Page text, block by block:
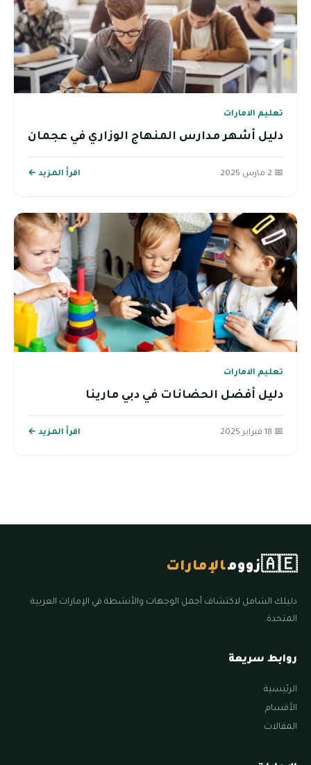
تعليم الامارات
دليل أشهر مدارس المنهاج الوزاري في عجمان
📅 2 مارس 2025 اقرأ المزيد ←
تعليم الامارات
دليل أفضل الحضانات في دبي مارينا
📅 18 فبراير 2025 اقرأ المزيد ←
🇦🇪زوومالإمارات
دليلك الشامل لاكتشاف أجمل الوجهات والأنشطة في الإمارات العربية
المتحدة.
روابط سريعة
الرئيسية
الأقسام
المقالات